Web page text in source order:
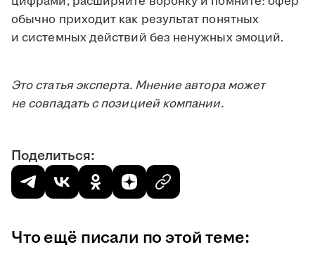
обычно приходит как результат понятных
и системных действий без ненужных эмоций.
Это статья эксперта. Мнение автора может
не совпадать с позицией компании.
Поделиться:
Что ещё писали по этой теме: